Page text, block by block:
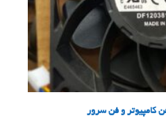
کامپیوتر و فن سرور